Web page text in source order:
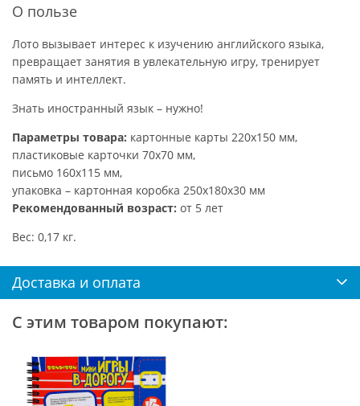
О пользе
Лото вызывает интерес к изучению английского языка,
превращает занятия в увлекательную игру, тренирует
память и интеллект.
Знать иностранный язык – нужно!
Параметры товара: картонные карты 220х150 мм,
пластиковые карточки 70х70 мм,
письмо 160х115 мм,
упаковка – картонная коробка 250х180х30 мм
Рекомендованный возраст: от 5 лет
Вес: 0,17 кг.
Доставка и оплата
С этим товаром покупают: